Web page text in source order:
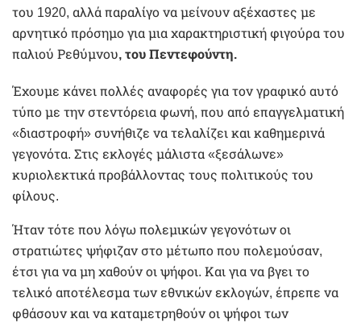
του 1920, αλλά παραλίγο να μείνουν αξέχαστες με
αρνητικό πρόσημο για μια χαρακτηριστική φιγούρα του
παλιού Ρεθύμνου, του Πεντεφούντη.
Έχουμε κάνει πολλές αναφορές για τον γραφικό αυτό
τύπο με την στεντόρεια φωνή, που από επαγγελματική
«διαστροφή» συνήθιζε να τελαλίζει και καθημερινά
γεγονότα. Στις εκλογές μάλιστα «ξεσάλωνε»
κυριολεκτικά προβάλλοντας τους πολιτικούς του
φίλους.
Ήταν τότε που λόγω πολεμικών γεγονότων οι
στρατιώτες ψήφιζαν στο μέτωπο που πολεμούσαν,
έτσι για να μη χαθούν οι ψήφοι. Και για να βγει το
τελικό αποτέλεσμα των εθνικών εκλογών, έπρεπε να
φθάσουν και να καταμετρηθούν οι ψήφοι των